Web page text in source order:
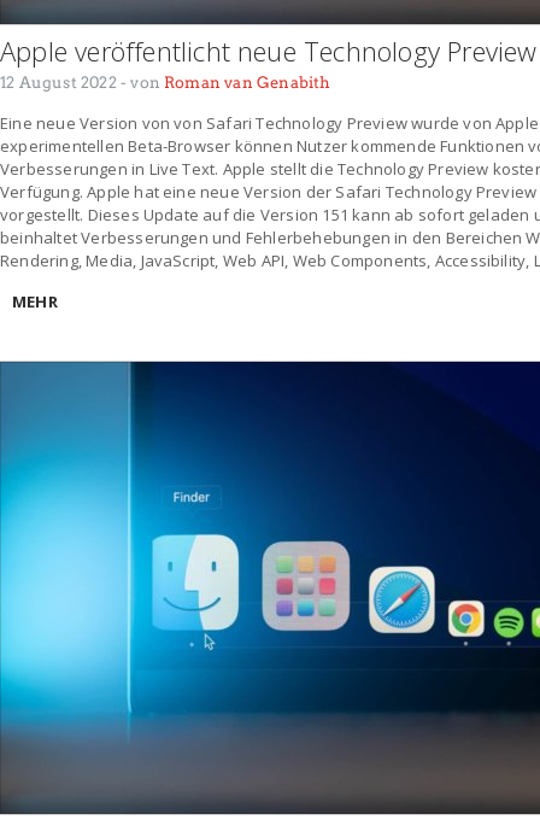
Apple veröffentlicht neue Technology
12 August 2022 - von Roman van Genabith
Eine neue Version von von Safari Technology Preview wurde von
experimentellen Beta-Browser können Nutzer kommende Funktionen
Verbesserungen in Live Text. Apple stellt die Technology Preview
Verfügung. Apple hat eine neue Version der Safari Technology
vorgestellt. Dieses Update auf die Version 151 kann ab sofort
beinhaltet Verbesserungen und Fehlerbehebungen in den Bereichen
Rendering, Media, JavaScript, Web API, Web Components,
MEHR